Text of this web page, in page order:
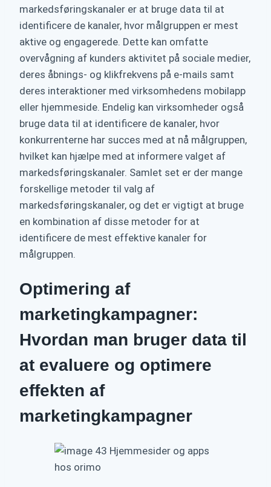
markedsføringskanaler er at bruge data til at
identificere de kanaler, hvor målgruppen er mest
aktive og engagerede. Dette kan omfatte
overvågning af kunders aktivitet på sociale medier,
deres åbnings- og klikfrekvens på e-mails samt
deres interaktioner med virksomhedens mobilapp
eller hjemmeside. Endelig kan virksomheder også
bruge data til at identificere de kanaler, hvor
konkurrenterne har succes med at nå målgruppen,
hvilket kan hjælpe med at informere valget af
markedsføringskanaler. Samlet set er der mange
forskellige metoder til valg af
markedsføringskanaler, og det er vigtigt at bruge
en kombination af disse metoder for at
identificere de mest effektive kanaler for
målgruppen.
Optimering af
marketingkampagner:
Hvordan man bruger data til
at evaluere og optimere
effekten af
marketingkampagner